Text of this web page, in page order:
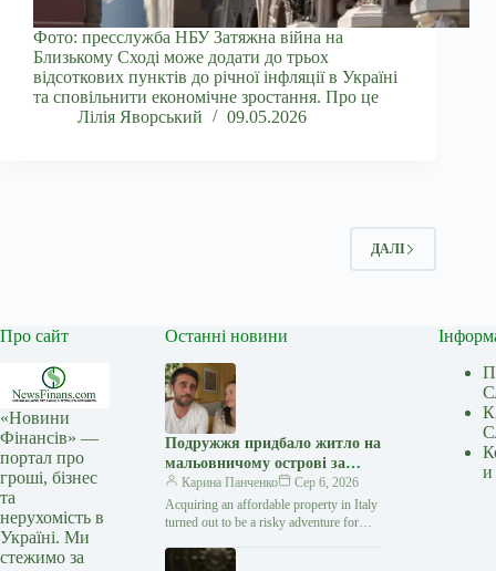
Фото: пресслужба НБУ Затяжна війна на
Близькому Сході може додати до трьох
відсоткових пунктів до річної інфляції в Україні
та сповільнити економічне зростання. Про це
Лілія Яворський
09.05.2026
ДАЛІ
Про сайт
«Новини
Фінансів» —
портал про
гроші, бізнес
та
нерухомість в
Україні. Ми
стежимо за
Останні новини
Подружжя придбало житло на
мальовничому острові за
незначну суму і “влетіло в
копієчку” (фото)
Карина Панченко
Сер 6, 2026
Acquiring an affordable property in Italy
turned out to be a risky adventure for
and…
и